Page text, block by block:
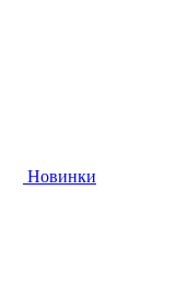
Новинки